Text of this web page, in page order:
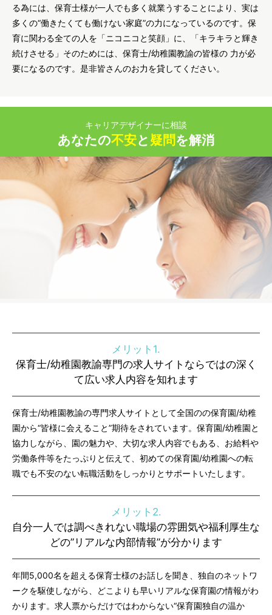
る為には、保育士様が一人でも多く就業うすることにより、実は
多くの“働きたくても働けない家庭”の力になっているのです。保
育に関わる全ての人を「ニコニコと笑顔」に、「キラキラと輝き
続けさせる」そのためには、保育士/幼稚園教諭の皆様の 力が必
要になるのです。是非皆さんのお力を貸してください。
キャリアデザイナーに相談
あなたの不安と 疑問 を解消
メリット1.
保育士/幼稚園教諭専門の求人サイトならではの深く
て広い求人内容を知れます
保育士/幼稚園教諭の専門求人サイトとして全国のの保育園/幼稚
園から“皆様に会えること”期待をされています。保育園/幼稚園と
協力しながら、園の魅力や、大切な求人内容でもある、お給料や
労働条件等をたっぷりと伝えて、初めての保育園/幼稚園への転
職でも不安のない転職活動をしっかりとサポートいたします。
メリット2.
自分一人では調べきれない職場の雰囲気や福利厚生な
どの”リアルな内部情報”が分かります
年間5,000名を超える保育士様のお話しを聞き、独自のネットワ
ークを駆使しながら、どこよりも早いリアルな保育園の情報がわ
かります。求人票からだけではわからない“保育園独自の温か